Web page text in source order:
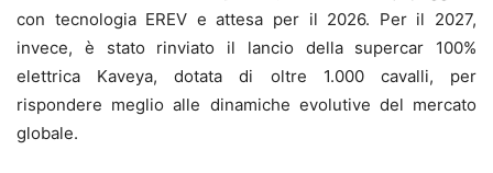
con tecnologia EREV e attesa per il 2026. Per il 2027,
invece, è stato rinviato il lancio della supercar 100%
elettrica Kaveya, dotata di oltre 1.000 cavalli, per
rispondere meglio alle dinamiche evolutive del mercato
globale.